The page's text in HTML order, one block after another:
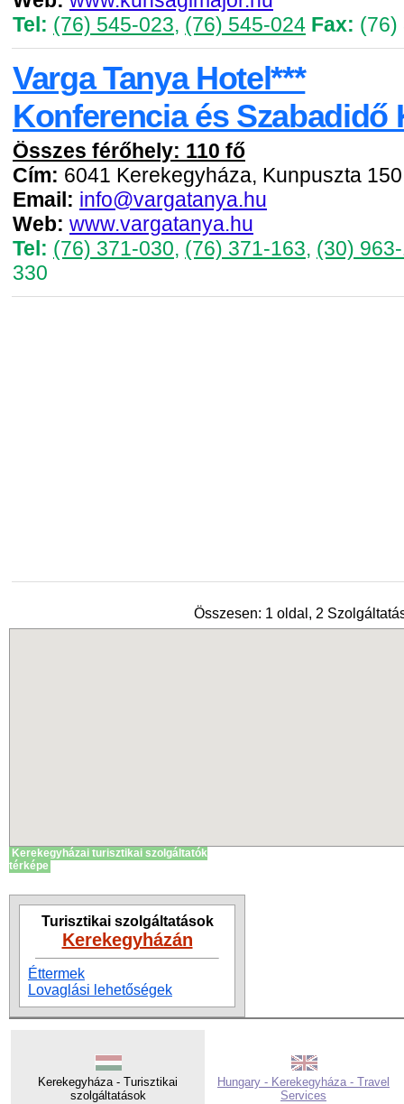
Tel: (76) 545-023, (76) 545-024 Fax: (76)
Varga Tanya Hotel***
Konferencia és Szabadidő
Összes férőhely: 110 fő
Cím: 6041 Kerekegyháza, Kunpuszta
Email: info@vargatanya.hu
Web: www.vargatanya.hu
Tel: (76) 371-030, (76) 371-163, (30)
330
Összesen: 1 oldal, 2
Kerekegyházai turisztikai szolgáltatók
térképe
Turisztikai szolgáltatások
Kerekegyházán
Éttermek
Lovaglási lehetőségek
Kerekegyháza - Turisztikai
szolgáltatások
Hungary - Kerekegyháza - Travel
Services